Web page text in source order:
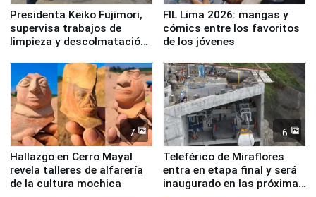
Presidenta Keiko Fujimori,
supervisa trabajos de
limpieza y descolmatación
FIL Lima 2026: mangas y
cómics entre los favoritos
de los jóvenes
7
Hallazgo en Cerro Mayal
revela talleres de alfarería
de la cultura mochica
6
Teleférico de Miraflores
entra en etapa final y será
inaugurado en las próximas